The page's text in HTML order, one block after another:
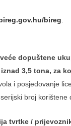
bireg
dopuštene
3,5 tona, za
i posjedovanje
broj
tvrtke /